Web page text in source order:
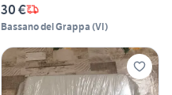
30 €
Bassano del Grappa (VI)